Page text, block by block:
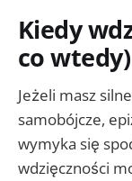
Kiedy
co wtedy)
Jeżeli masz
samobójcze,
wymyka się
wdzięczności